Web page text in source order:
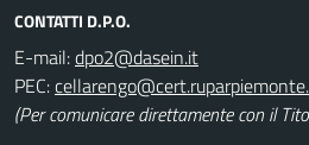
CONTATTI D.P.O.
E-mail:
PEC:
(Per comunicare direttamente con il